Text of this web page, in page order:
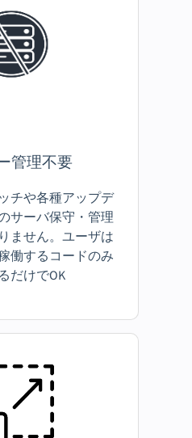
管理不要
チや各種アップデ
サーバ保守・管理
ません。ユーザは
働するコードのみ
だけでOK